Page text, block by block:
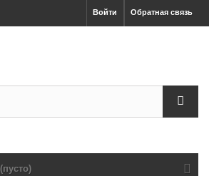
Обратная связь
Войти
(пусто)